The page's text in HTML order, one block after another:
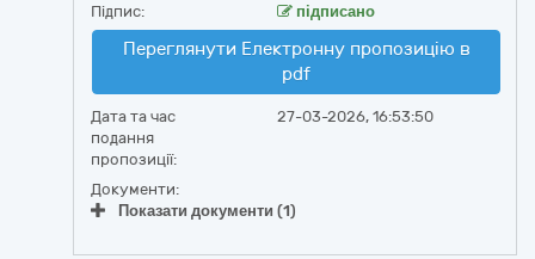
Підпис:
підписано
Переглянути Електронну пропозицію в
pdf
Дата та час
подання
пропозиції:
27-03-2026, 16:53:50
Документи:
Показати документи (1)